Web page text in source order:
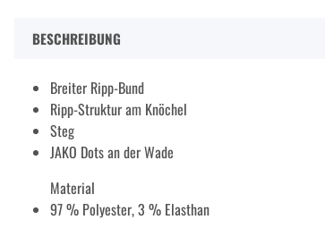
BESCHREIBUNG
Breiter Ripp-Bund
Ripp-Struktur am Knöchel
Steg
JAKO Dots an der Wade
Material
97 % Polyester, 3 % Elasthan